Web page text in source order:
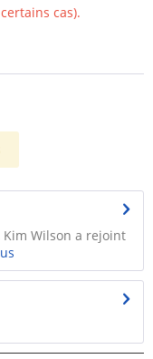
cas).
Kim Wilson a rejoint